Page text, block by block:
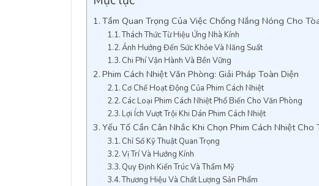
Tầm Quan Trọng Của Việc Chống Nắng Nóng Cho
Thách Thức Từ Hiệu Ứng Nhà Kính
Ảnh Hưởng Đến Sức Khỏe Và Năng Suất
Chi Phí Vận Hành Và Bền Vững
Phim Cách Nhiệt Văn Phòng: Giải Pháp Toàn Diện
Cơ Chế Hoạt Động Của Phim Cách Nhiệt
Các Loại Phim Cách Nhiệt Phổ Biến Cho Văn Phòng
Lợi Ích Vượt Trội Khi Dán Phim Cách Nhiệt
Yếu Tố Cần Cân Nhắc Khi Chọn Phim Cách Nhiệt Cho
Chỉ Số Kỹ Thuật Quan Trọng
Vị Trí Và Hướng Kính
Quy Định Kiến Trúc Và Thẩm Mỹ
Thương Hiệu Và Chất Lượng Sản Phẩm